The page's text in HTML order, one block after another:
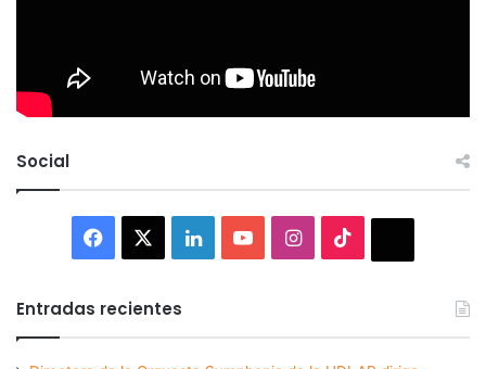
Social
Facebook LinkedInYouTubeInstagram
Entradas recientes